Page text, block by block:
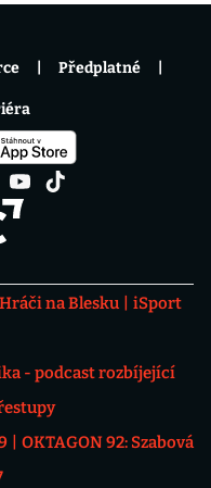
Hráči na Blesku
iSport
- podcast rozbíjející
OKTAGON 92: Szabová
Předplatné